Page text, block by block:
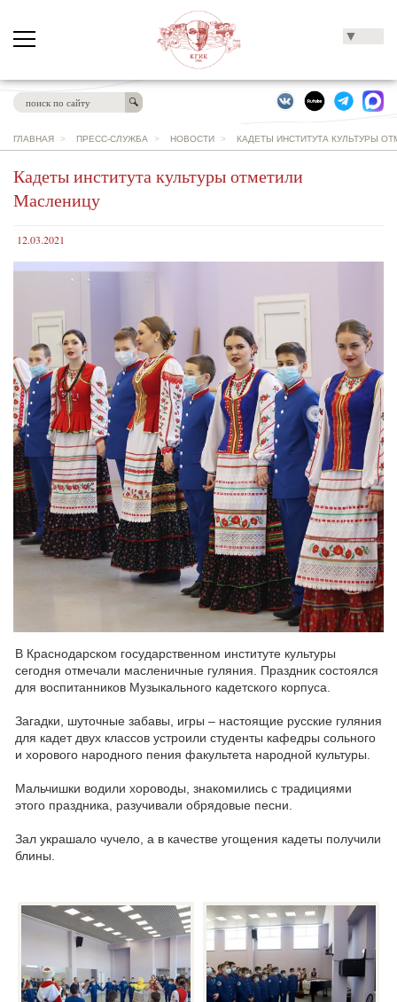
▼
ГЛАВНАЯ > ПРЕСС-СЛУЖБА > НОВОСТИ > КАДЕТЫ ИНСТИТУТА КУЛЬТУРЫ
Кадеты института культуры отметили
Масленицу
12.03.2021
В Краснодарском государственном институте культуры
сегодня отмечали масленичные гуляния. Праздник состоялся
для воспитанников Музыкального кадетского корпуса.
Загадки, шуточные забавы, игры – настоящие русские гуляния
для кадет двух классов устроили студенты кафедры сольного
и хорового народного пения факультета народной культуры.
Мальчишки водили хороводы, знакомились с традициями
этого праздника, разучивали обрядовые песни.
Зал украшало чучело, а в качестве угощения кадеты получили
блины.